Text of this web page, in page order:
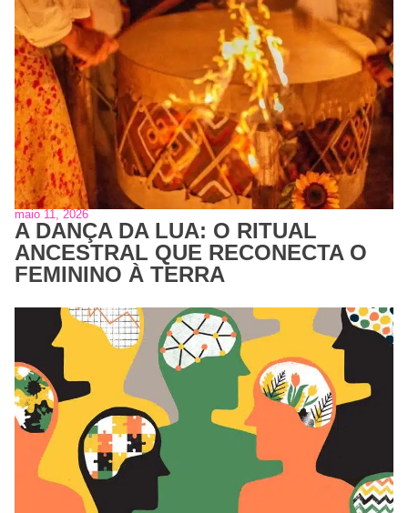
maio 11, 2026
A DANÇA DA LUA: O RITUAL
ANCESTRAL QUE RECONECTA O
FEMININO À TERRA